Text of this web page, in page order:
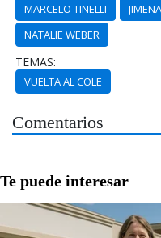
MARCELO TINELLI
NATALIE WEBER
TEMAS:
VUELTA AL COLE
Comentarios